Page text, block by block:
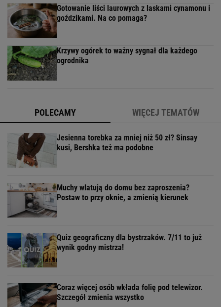
Gotowanie liści laurowych z laskami cynamonu i
goździkami. Na co pomaga?
Krzywy ogórek to ważny sygnał dla każdego
ogrodnika
POLECAMY WIĘCEJ TEMATÓW
Jesienna torebka za mniej niż 50 zł? Sinsay
kusi, Bershka też ma podobne
Muchy wlatują do domu bez zaproszenia?
Postaw to przy oknie, a zmienią kierunek
Quiz geograficzny dla bystrzaków. 7/11 to już
wynik godny mistrza!
Coraz więcej osób wkłada folię pod telewizor.
Szczegół zmienia wszystko